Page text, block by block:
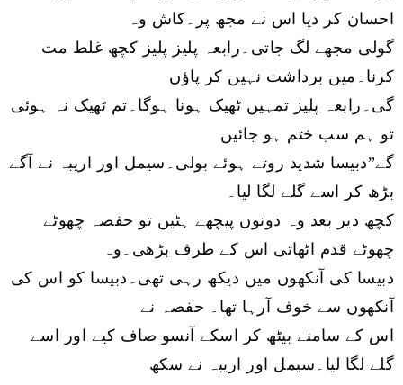
احسان کر دیا اس نے مجھ پر۔کاش وہ
گولی مجھے لگ جاتی۔رابعہ پلیز پلیز کچھ غلط مت
کرنا۔میں برداشت نہیں کر پاؤں
گی۔رابعہ پلیز تمہیں ٹھیک ہونا ہوگا۔تم ٹھیک نہ ہوئی
تو ہم سب ختم ہو جائیں
گے”دبیسا شدید روتے ہوئے بولی۔سیمل اور اریبہ نے آگے
بڑھ کر اسے گلے لگا لیا۔
کچھ دیر بعد وہ دونوں پیچھے ہٹیں تو حفصہ چھوٹے
چھوٹے قدم اٹھاتی اس کے طرف بڑھی۔وہ
دبیسا کی آنکھوں میں دیکھ رہی تھی۔دبیسا کو اس کی
آنکھوں سے خوف آرہا تھا۔ حفصہ نے
اس کے سامنے بیٹھ کر اسکے آنسو صاف کیے اور اسے
گلے لگا لیا۔سیمل اور اریبہ نے سکھ